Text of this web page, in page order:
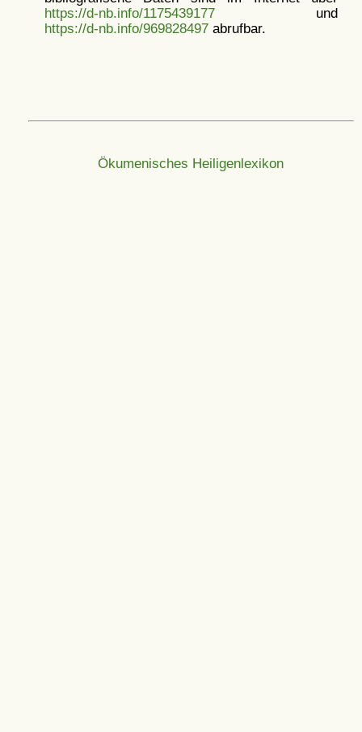
https://d-nb.info/1175439177und
https://d-nb.info/969828497abrufbar.
Ökumenisches Heiligenlexikon